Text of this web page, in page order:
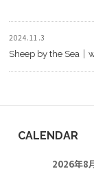
2024.11.3
Sheep by the Sea｜
CALENDAR
2026年8